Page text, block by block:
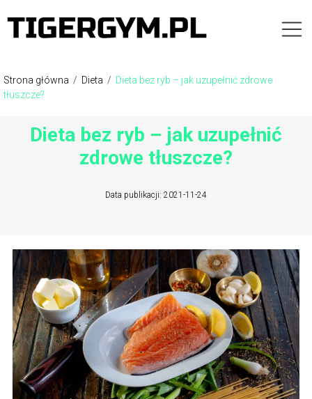
Strona główna / Dieta / Dieta bez ryb – jak uzupełnić zdrowe
tłuszcze?
Dieta bez ryb – jak uzupełnić
zdrowe tłuszcze?
Data publikacji: 2021-11-24